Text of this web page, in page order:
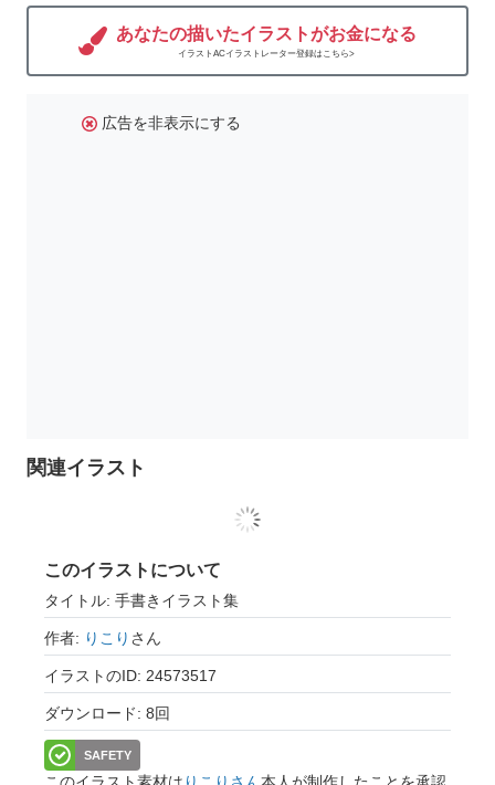
あなたの描いたイラストがお金になる
イラストACイラストレーター登録はこちら>
広告を非表示にする
関連イラスト
このイラストについて
タイトル: 手書きイラスト集
作者: りこり さん
イラストのID: 24573517
ダウンロード: 8回
SAFETY